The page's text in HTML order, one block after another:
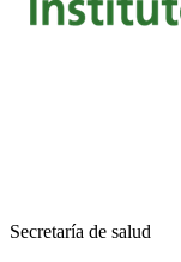
Secretaría de salud